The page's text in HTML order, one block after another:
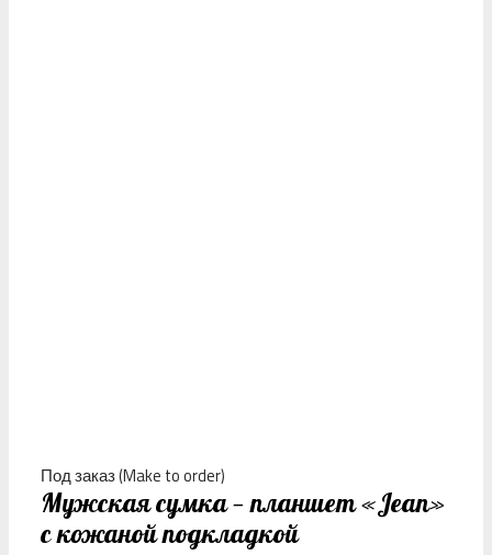
Под заказ (Make to order)
Мужская сумка — планшет «Jean»
с кожаной подкладкой